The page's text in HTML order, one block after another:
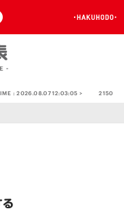
:2026.08.07 12:03:05 > 2150
る